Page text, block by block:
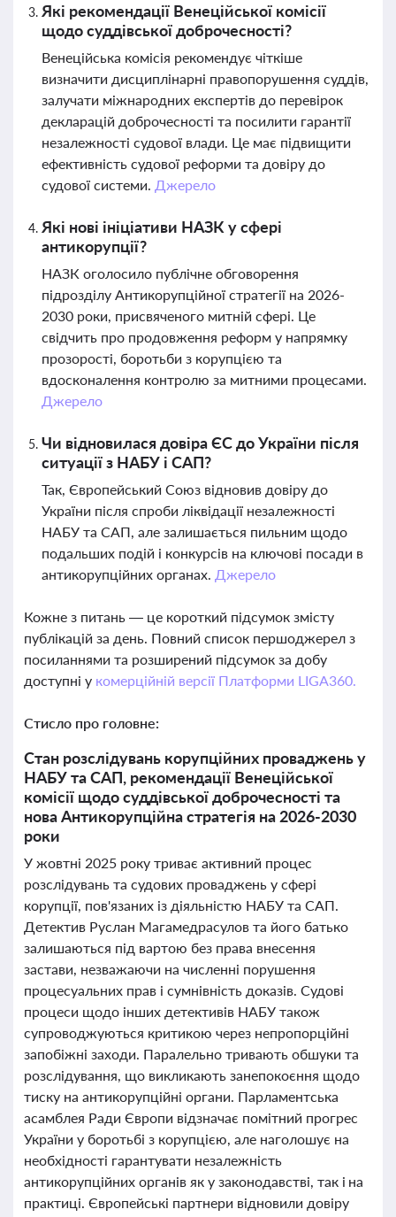
Які рекомендації Венеційської комісії
щодо суддівської доброчесності?
Венеційська комісія рекомендує чіткіше
визначити дисциплінарні правопорушення суддів,
залучати міжнародних експертів до перевірок
декларацій доброчесності та посилити гарантії
незалежності судової влади. Це має підвищити
ефективність судової реформи та довіру до
судової системи. Джерело
Які нові ініціативи НАЗК у сфері
антикорупції?
НАЗК оголосило публічне обговорення
підрозділу Антикорупційної стратегії на 2026-
2030 роки, присвяченого митній сфері. Це
свідчить про продовження реформ у напрямку
прозорості, боротьби з корупцією та
вдосконалення контролю за митними процесами.
Джерело
Чи відновилася довіра ЄС до України після
ситуації з НАБУ і САП?
Так, Європейський Союз відновив довіру до
України після спроби ліквідації незалежності
НАБУ та САП, але залишається пильним щодо
подальших подій і конкурсів на ключові посади в
антикорупційних органах. Джерело
Кожне з питань — це короткий підсумок змісту
публікацій за день. Повний список першоджерел з
посиланнями та розширений підсумок за добу
доступні у комерційній версії Платформи LIGA360.
Стисло про головне:
Стан розслідувань корупційних проваджень у
НАБУ та САП, рекомендації Венеційської
комісії щодо суддівської доброчесності та
нова Антикорупційна стратегія на 2026-2030
роки
У жовтні 2025 року триває активний процес
розслідувань та судових проваджень у сфері
корупції, пов'язаних із діяльністю НАБУ та САП.
Детектив Руслан Магамедрасулов та його батько
залишаються під вартою без права внесення
застави, незважаючи на численні порушення
процесуальних прав і сумнівність доказів. Судові
процеси щодо інших детективів НАБУ також
супроводжуються критикою через непропорційні
запобіжні заходи. Паралельно тривають обшуки та
розслідування, що викликають занепокоєння щодо
тиску на антикорупційні органи. Парламентська
асамблея Ради Європи відзначає помітний прогрес
України у боротьбі з корупцією, але наголошує на
необхідності гарантувати незалежність
антикорупційних органів як у законодавстві, так і на
практиці. Європейські партнери відновили довіру